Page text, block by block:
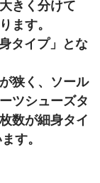
きく分けて
ます。
タイプ」とな
狭く、ソール
ツシューズタ
数が細身タイ
す。